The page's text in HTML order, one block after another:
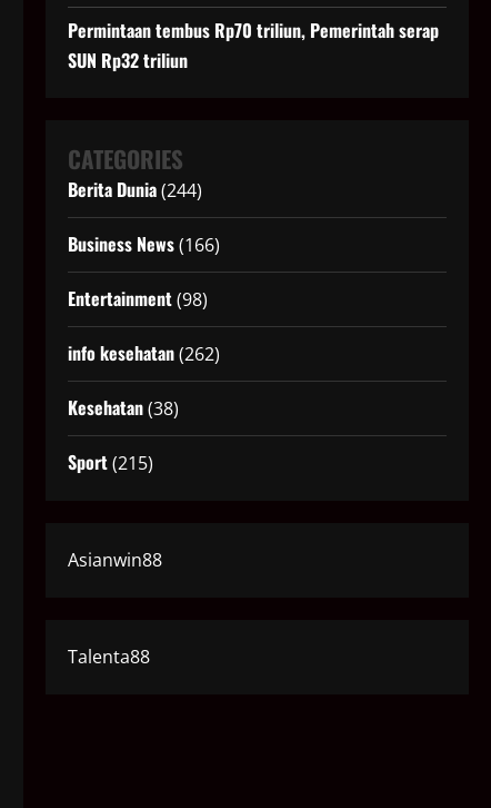
Permintaan tembus Rp70 triliun, Pemerintah serap
SUN Rp32 triliun
CATEGORIES
Berita Dunia(244)
Business News(166)
Entertainment(98)
info kesehatan(262)
Kesehatan(38)
Sport(215)
Asianwin88
Talenta88